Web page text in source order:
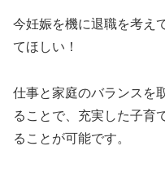
今妊娠を機に退職を考え
てほしい！
仕事と家庭のバランスを
ることで、充実した子育
ることが可能です。